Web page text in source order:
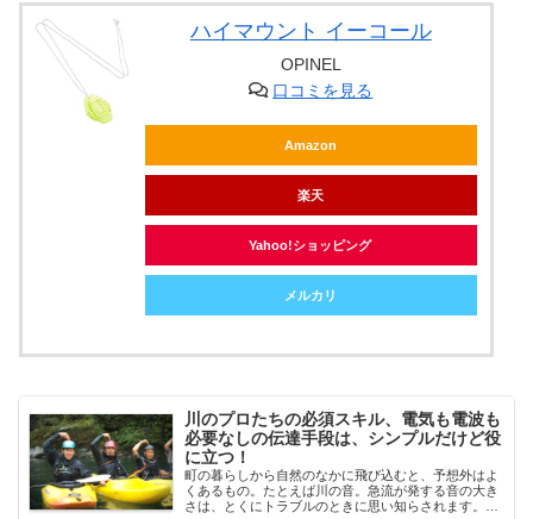
ハイマウント イーコール
OPINEL
口コミを見る
Amazon
楽天
Yahoo!ショッピング
メルカリ
川のプロたちの必須スキル、電気も電波も
必要なしの伝達手段は、シンプルだけど役
に立つ！
町の暮らしから自然のなかに飛び込むと、予想外はよ
くあるもの。たとえば川の音。急流が発する音の大き
さは、とくにトラブルのときに思い知らされます。激